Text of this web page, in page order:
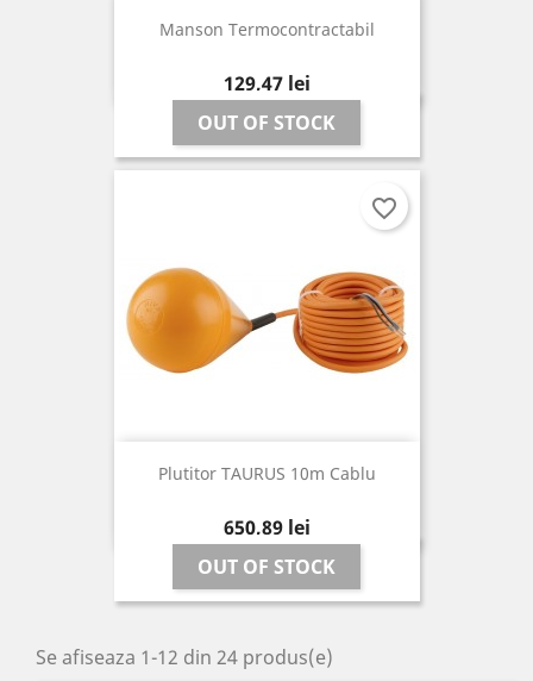
Manson Termocontractabil
Pret
129,47 lei
OUT OF STOCK
Plutitor TAURUS 10m Cablu
Pret
650,89 lei
OUT OF STOCK
favorite_border
Se afiseaza 1-12 din 24 produs(e)